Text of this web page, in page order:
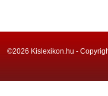
©2026 Kislexikon.hu -